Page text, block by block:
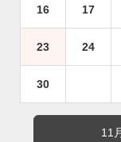
16 17
23 24
30
11